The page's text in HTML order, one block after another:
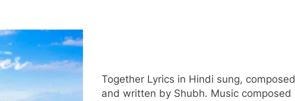
Together Lyrics in Hindi sung, composed
and written by Shubh. Music composed